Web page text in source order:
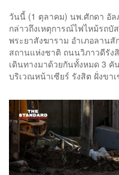
วันนี้ (1 ตุลาคม) นพ.ศักดา อั
กล่าวถึงเหตุการณ์ไฟไหม้รถบั
พระยาสังฆาราม อำเภอลาน
สถานแห่งชาติ ถนนวิภาวดีรัง
เดินทางมาด้วยกันทั้งหมด 3 คั
บริเวณหน้าเซียร์ รังสิต ฝั่งขาเ